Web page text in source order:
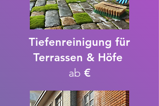
Tiefenreinigung für
Terrassen & Höfe
ab €